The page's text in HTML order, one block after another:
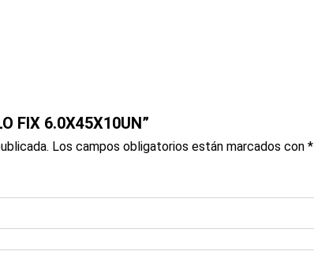
FIX 6.0X45X10UN”
Los campos obligatorios están marcados con*